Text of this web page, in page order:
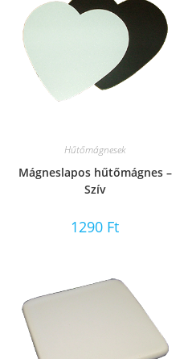
Hűtőmágnesek
Mágneslapos hűtőmágnes –
Szív
1290 Ft